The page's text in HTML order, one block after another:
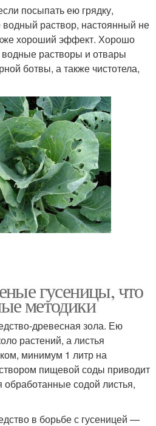
посыпать ею грядку,
водный раствор, настоянный не
хороший эффект. Хорошо
растворы и отвары
ботвы, а также чистотела,
гусеницы, что
методики
древесная зола. Ею
растений, а листья
минимум 1 литр на
пищевой соды приводит
обработанные содой листья,
в борьбе с гусеницей —